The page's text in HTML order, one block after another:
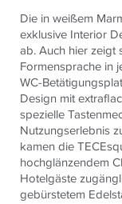
Die in weißem
exklusive Interior
ab. Auch hier zeigt
Formensprache in
WC-
Design mit
spezielle
Nutzungserlebnis
kamen die
hochglänzendem
Hotelgäste
gebürstetem